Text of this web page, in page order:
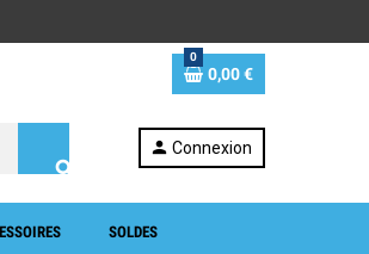
0
0,00 €
search
person Connexion
SOLDES